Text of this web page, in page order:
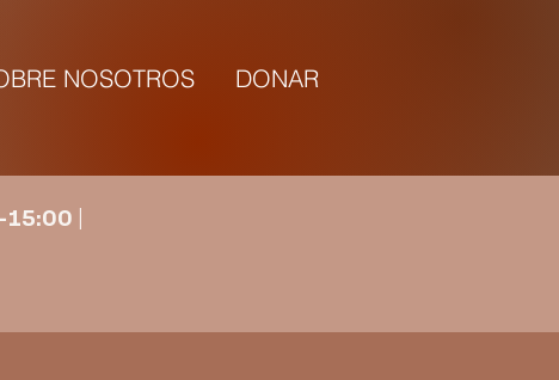
NOSOTROS DONAR
|